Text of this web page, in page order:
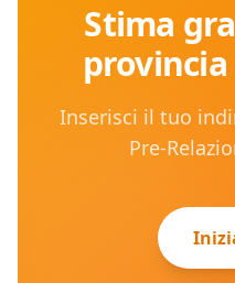
Stima
provincia
Inserisci il tuo
Pre-